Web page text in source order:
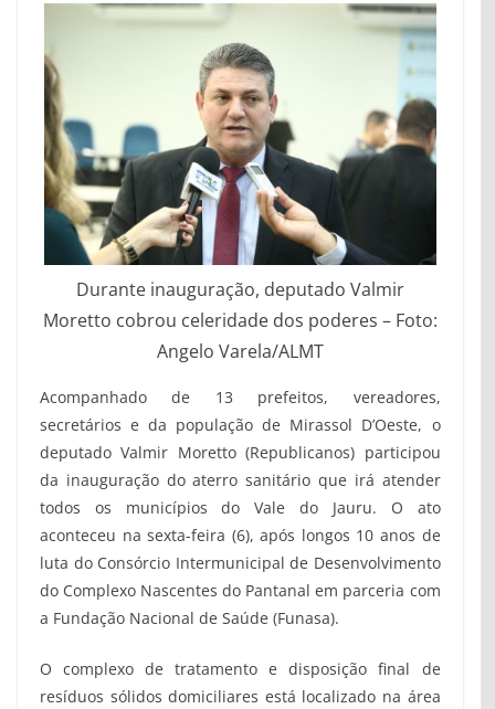
Durante inauguração, deputado Valmir
Moretto cobrou celeridade dos poderes – Foto:
Angelo Varela/ALMT
Acompanhado de 13 prefeitos, vereadores,
secretários e da população de Mirassol D’Oeste, o
deputado Valmir Moretto (Republicanos) participou
da inauguração do aterro sanitário que irá atender
todos os municípios do Vale do Jauru. O ato
aconteceu na sexta-feira (6), após longos 10 anos de
luta do Consórcio Intermunicipal de Desenvolvimento
do Complexo Nascentes do Pantanal em parceria com
a Fundação Nacional de Saúde (Funasa).
O complexo de tratamento e disposição final de
resíduos sólidos domiciliares está localizado na área